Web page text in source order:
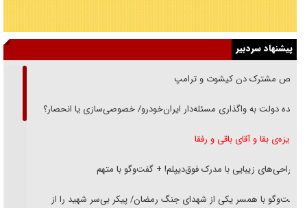
پیشنهاد سردبیر
رقص مشترک دن کیشوت و ترامپ
دنده دولت به واگذاری مسئله‌دار ایران‌خودرو/ خصوصی‌سازی یا انحصار؟
غریزه‌ی بقا و آقای باقی و رفقا
جراحی‌های زیبایی با مدرک فوق‌دیپلم! + گفت‌وگو با متهم
گفت‌وگو با همسر یکی از شهدای جنگ رمضان/ پیکر بی‌سر شهید را از